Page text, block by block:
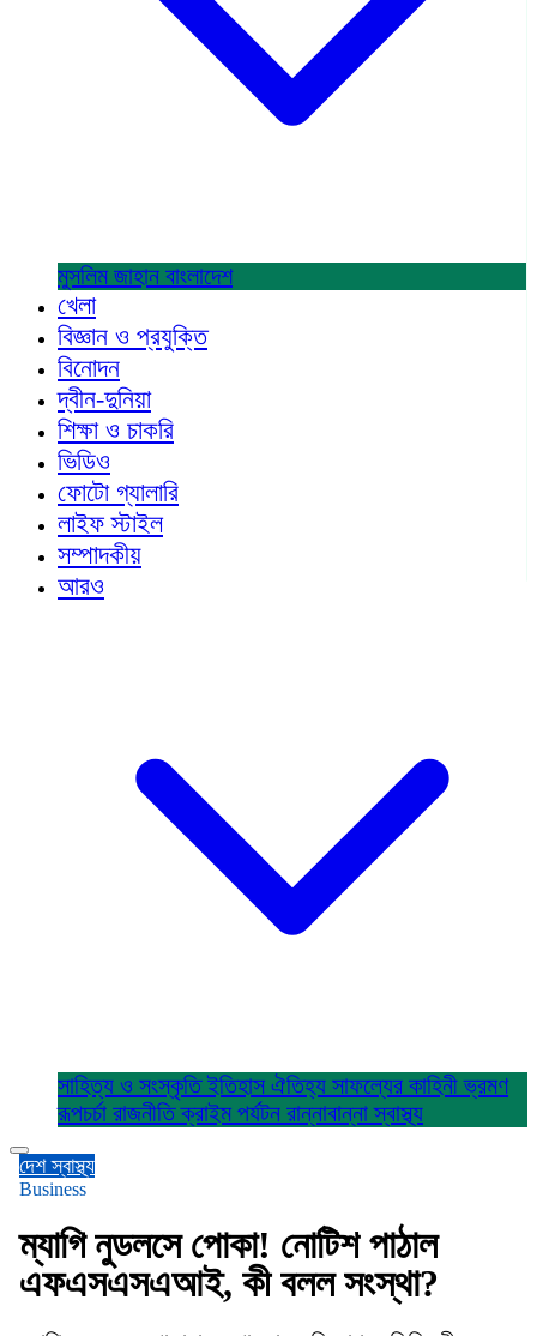
মুসলিম জাহান বাংলাদেশ
খেলা
বিজ্ঞান ও প্রযুক্তি
বিনোদন
দ্বীন-দুনিয়া
শিক্ষা ও চাকরি
ভিডিও
ফোটো গ্যালারি
লাইফ স্টাইল
সম্পাদকীয়
আরও
সাহিত্য ও সংস্কৃতিইতিহাস ঐতিহ্য সাফল্যের কাহিনীভ্রমণ
রূপচর্চা রাজনীতিক্রাইম পর্যটন রান্নাবান্নাস্বাস্থ্য
দেশস্বাস্থ্য
Business
ম্যাগি নুডলসে পোকা! নোটিশ পাঠাল
এফএসএসএআই, কী বলল সংস্থা?